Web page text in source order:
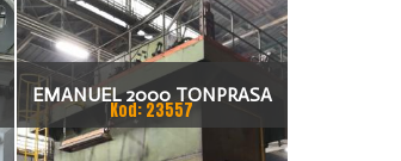
EMANUEL 2000 TONPRASA
HYDRAULICZNA 3200 X 2000
Kod: 23557